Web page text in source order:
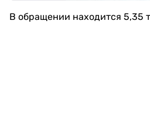
В обращении находится 5,35